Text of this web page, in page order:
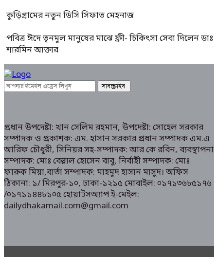
কুড়িগ্রামের নতুন ডিসি সিফাত মেহনাজ
পবিত্র ঈদে তৃনমুল মানুষের মাঝে ফ্রী- চিকিৎসা সেবা দিলেন ডাঃ
শারমিন আক্তার
প্রধান উপদেষ্টা: খান সেলিম রহমান, উপদেষ্টা: সোহেল সরকার
সম্পাদক ও প্রকাশক: এম. হাসান সরকার প্রধান সম্পাদক এম.এ
আরিফ চৌধুরী, সিনিয়র সহ-সম্পাদক: আর কে রবিন, ব্যবস্থাপনা
সম্পাদক: মোঃ বেল্লাল হোসেন বাবু, নির্বাহী সম্পাদক: মোঃ
ফারুক মিয়া,বার্তা সম্পাদক: মাহমুদ হাসান মাসুদ। অফিস
ঠিকানা: ১/ মিরপুর-১০, ঢাকা-১২১৫ মোবাইল: ০১৭১৩৬৮৫১৭৬
/০১৭১১৪৪৮১০৫ হোয়াটসঅ্যাপ ই-মেইল:
dailydhakamail.com@gmail.com